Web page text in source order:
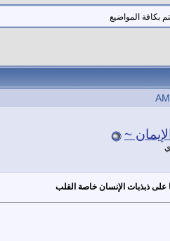
بكافة المواضيع
~
على ذبذبات الإنسان خاصة القلب